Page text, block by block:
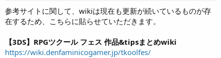
参考サイトに関して、wikiは現在も更新が続いているものが存
在するため、こちらに貼らせていただきます。
【3DS】RPGツクール フェス 作品&tipsまとめwiki
https://wiki.denfaminicogamer.jp/tkoolfes/